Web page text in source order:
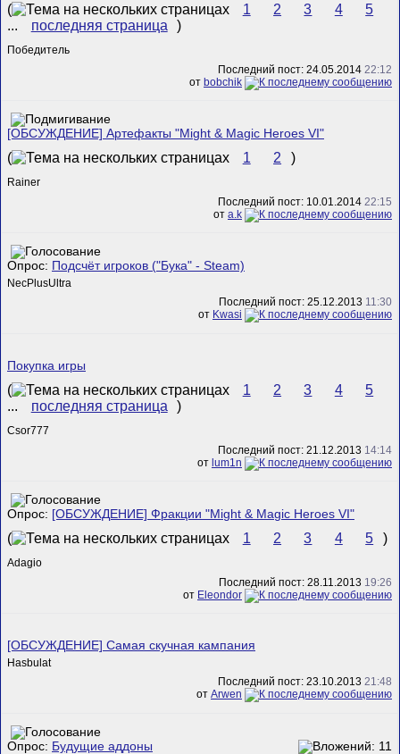
( 1 2 3 4
5
...
последняя страница )
Победитель
Последний пост: 24.05.2014 22:12
от bobchik
[ОБСУЖДЕНИЕ] Артефакты "Might & Magic Heroes VI"
( 1 2 )
Rainer
Последний пост: 10.01.2014 22:15
от a.k
Опрос: Подсчёт игроков ("Бука" - Steam)
NecPlusUltra
Последний пост: 25.12.2013 11:30
от Kwasi
Покупка игры
( 1 2 3 4
5
...
последняя страница )
Csor777
Последний пост: 21.12.2013 14:14
от lum1n
Опрос: [ОБСУЖДЕНИЕ] Фракции "Might & Magic Heroes VI"
( 1 2 3 4 5 )
Adagio
Последний пост: 28.11.2013 19:26
от Eleondor
[ОБСУЖДЕНИЕ] Самая скучная кампания
Hasbulat
Последний пост: 23.10.2013 21:48
от Arwen
Опрос: Будущие аддоны